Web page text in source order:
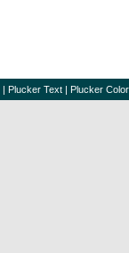
| Plucker Text | Plucker Color